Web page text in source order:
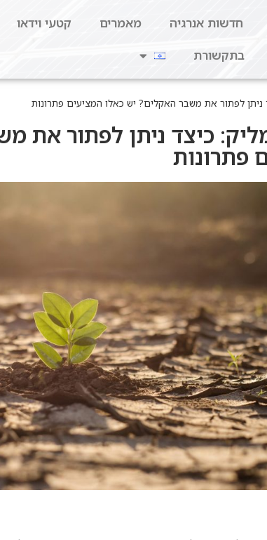
חדשות אנרגיה מאמרים קטעי וידאו
בתקשורת
ניתן לפתור את משבר האקלים? יש כאלו המציעים פתרונות
כיצד ניתן לפתור את
פתרונות